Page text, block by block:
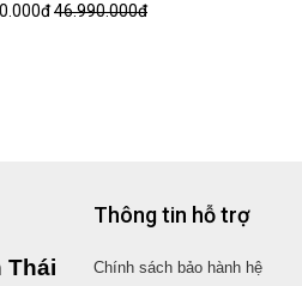
46.990.000đ
Thái
Thông tin hỗ trợ
Chính sách bảo hành hệ